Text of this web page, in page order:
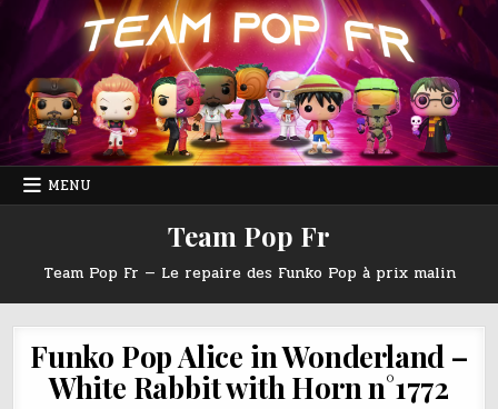
content
MENU
Team Pop Fr
Team Pop Fr — Le repaire des Funko Pop à prix malin
Funko Pop Alice in Wonderland –
White Rabbit with Horn n°1772